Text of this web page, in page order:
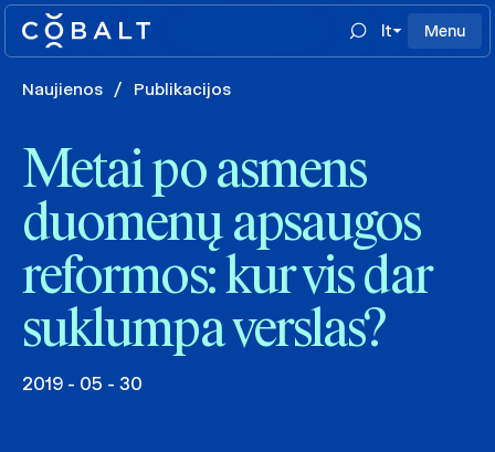
lt Menu
Naujienos / Publikacijos
Metai po asmens
duomenų apsaugos
reformos: kur vis dar
suklumpa verslas?
2019 - 05 - 30